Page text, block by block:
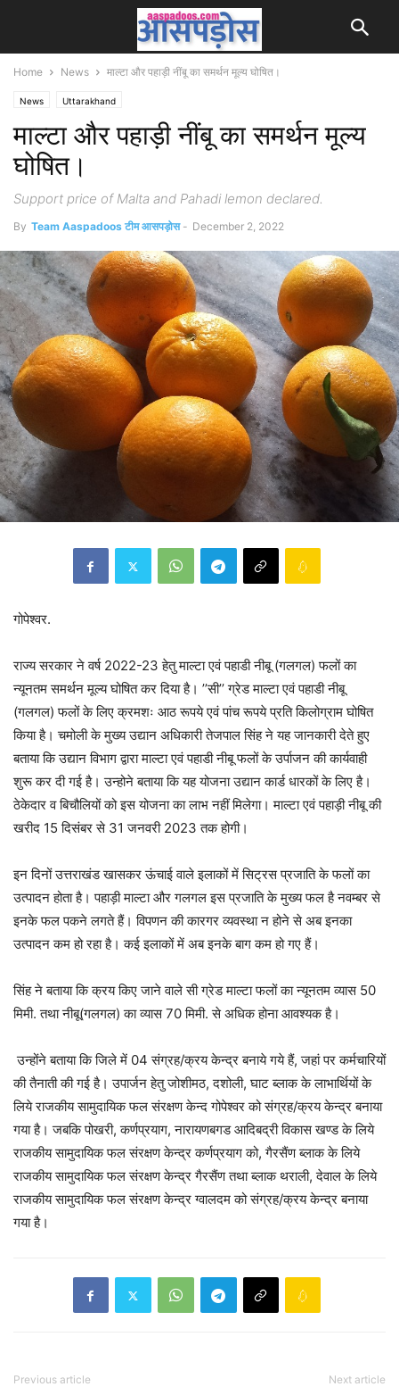
Home News माल्टा और पहाड़ी नींबू का समर्थन मूल्य घोषित।
News Uttarakhand
माल्टा और पहाड़ी नींबू का समर्थन मूल्य
घोषित।
Support price of Malta and Pahadi lemon declared.
By Team Aaspadoos टीम आसपड़ोस - December 2, 2022
गोपेश्वर.
राज्य सरकार ने वर्ष 2022-23 हेतु माल्टा एवं पहाडी नीबू (गलगल) फलों का
न्यूनतम समर्थन मूल्य घोषित कर दिया है। ’’सी’’ ग्रेड माल्टा एवं पहाडी नीबू
(गलगल) फलों के लिए क्रमशः आठ रूपये एवं पांच रूपये प्रति किलोग्राम घोषित
किया है। चमोली के मुख्य उद्यान अधिकारी तेजपाल सिंह ने यह जानकारी देते हुए
बताया कि उद्यान विभाग द्वारा माल्टा एवं पहाडी नीबू फलों के उर्पाजन की कार्यवाही
शुरू कर दी गई है। उन्होने बताया कि यह योजना उद्यान कार्ड धारकों के लिए है।
ठेकेदार व बिचौलियों को इस योजना का लाभ नहीं मिलेगा। माल्टा एवं पहाड़ी नीबू की
खरीद 15 दिसंबर से 31 जनवरी 2023 तक होगी।
इन दिनों उत्तराखंड खासकर ऊंचाई वाले इलाकों में सिट्रस प्रजाति के फलों का
उत्पादन होता है। पहाड़ी माल्टा और गलगल इस प्रजाति के मुख्य फल है नवम्बर से
इनके फल पकने लगते हैं। विपणन की कारगर व्यवस्था न होने से अब इनका
उत्पादन कम हो रहा है। कई इलाकों में अब इनके बाग कम हो गए हैं।
सिंह ने बताया कि क्रय किए जाने वाले सी ग्रेड माल्टा फलों का न्यूनतम व्यास 50
मिमी. तथा नीबू(गलगल) का व्यास 70 मिमी. से अधिक होना आवश्यक है।
उन्होंने बताया कि जिले में 04 संग्रह/क्रय केन्द्र बनाये गये हैं, जहां पर कर्मचारियों
की तैनाती की गई है। उपार्जन हेतु जोशीमठ, दशोली, घाट ब्लाक के लाभार्थियों के
लिये राजकीय सामुदायिक फल संरक्षण केन्द गोपेश्वर को संग्रह/क्रय केन्द्र बनाया
गया है। जबकि पोखरी, कर्णप्रयाग, नारायणबगड आदिबद्री विकास खण्ड के लिये
राजकीय सामुदायिक फल संरक्षण केन्द्र कर्णप्रयाग को, गैरसैंण ब्लाक के लिये
राजकीय सामुदायिक फल संरक्षण केन्द्र गैरसैंण तथा ब्लाक थराली, देवाल के लिये
राजकीय सामुदायिक फल संरक्षण केन्द्र ग्वालदम को संग्रह/क्रय केन्द्र बनाया
गया है।
Previous article Next article